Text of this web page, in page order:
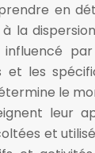
en
la
et les
le
leur
et